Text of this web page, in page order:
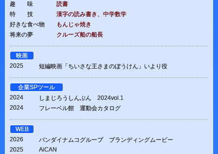
趣 味
読書
特 技
漢字の読み書き、中学数学
好きな食べ物
もんじゃ焼き
将来の夢
クルーズ船の船長
映画
2025
短編映画「ちいさな王さまのぼうけん」いより役
企業SPツール
2024
しまじろうしんぶん 2024vol.1
2024
フレーベル館 運動会カタログ
WEB
2026
バンダイナムコグループ ブランディングムービー
2025
AiCAN